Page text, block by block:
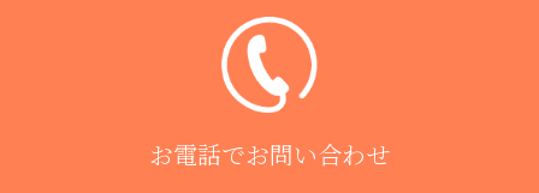
お電話でお問い合わせ